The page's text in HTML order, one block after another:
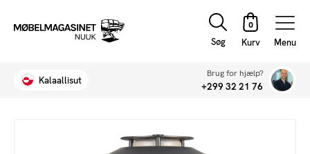
Søg Menu
Kalaallisut
Brug for hjælp?
+299 32 21 76